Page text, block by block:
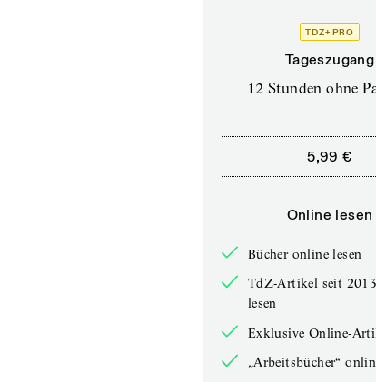
TDZ+ PRO
Tageszugang
12 Stunden ohne
5,99 €
Online lesen
Bücher online lesen
TdZ-Artikel seit
lesen
Exklusive Online-
„Arbeitsbücher“